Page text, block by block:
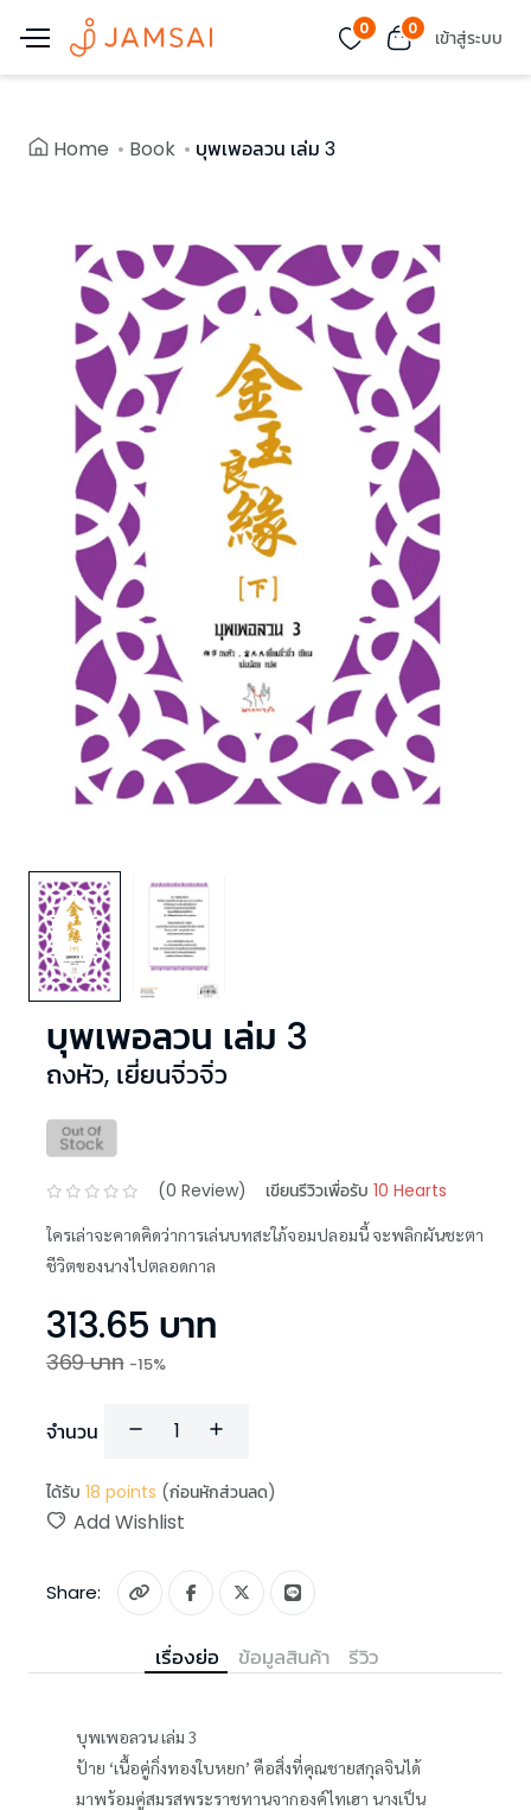
0 0 เข้าสู่ระบบ
Home Book บุพเพอลวน เล่ม 3
บุพเพอลวน เล่ม 3
ถงหัว, เยี่ยนจิ่วจิ่ว
(0 Review) เขียนรีวิวเพื่อรับ 10 Hearts
ใครเล่าจะคาดคิดว่าการเล่นบทสะใภ้จอมปลอมนี้ จะพลิกผันชะตา
ชีวิตของนางไปตลอดกาล
313.65 บาท
369บาท -15%
จำนวน
ได้รับ 18 points (ก่อนหักส่วนลด)
Add Wishlist
Share:
เรื่องย่อ ข้อมูลสินค้า รีวิว
บุพเพอลวน เล่ม 3
ป้าย ‘เนื้อคู่กิ่งทองใบหยก’ คือสิ่งที่คุณชายสกุลจินได้
มาพร้อมคู่สมรสพระราชทานจากองค์ไทเฮา นางเป็น